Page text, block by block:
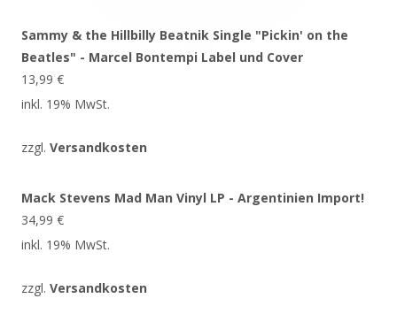
Sammy & the Hillbilly Beatnik Single "Pickin' on the
Beatles" - Marcel Bontempi Label und Cover
13,99 €
inkl. 19% MwSt.
zzgl. Versandkosten
Mack Stevens Mad Man Vinyl LP - Argentinien Import!
34,99 €
inkl. 19% MwSt.
zzgl. Versandkosten